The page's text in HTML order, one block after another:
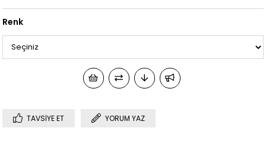
Renk
TAVSIYE ET YORUM YAZ